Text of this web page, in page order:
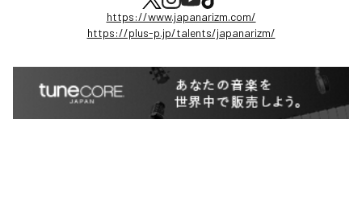
https://www.japanarizm.com/
https://plus-p.jp/talents/japanarizm/